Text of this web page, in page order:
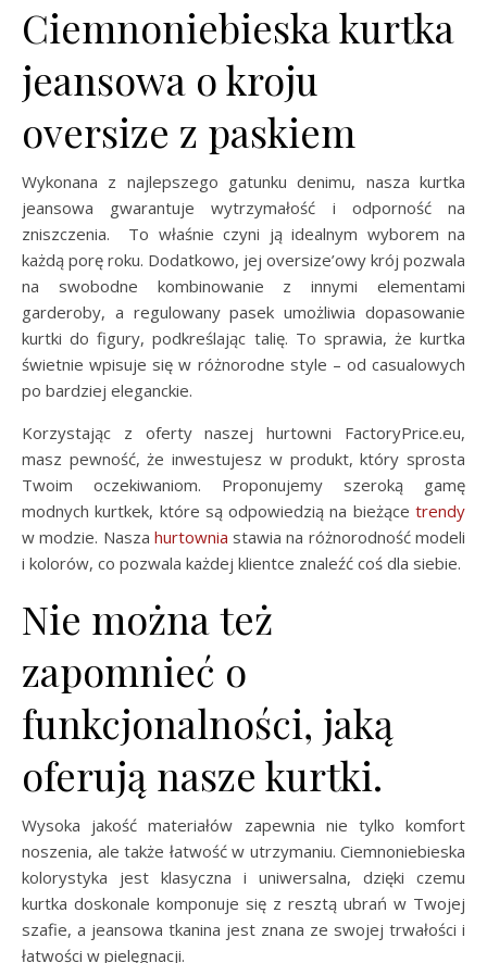
Ciemnoniebieska kurtka
jeansowa o kroju
oversize z paskiem
Wykonana z najlepszego gatunku denimu, nasza kurtka
jeansowa gwarantuje wytrzymałość i odporność na
zniszczenia. To właśnie czyni ją idealnym wyborem na
każdą porę roku. Dodatkowo, jej oversize’owy krój pozwala
na swobodne kombinowanie z innymi elementami
garderoby, a regulowany pasek umożliwia dopasowanie
kurtki do figury, podkreślając talię. To sprawia, że kurtka
świetnie wpisuje się w różnorodne style – od casualowych
po bardziej eleganckie.
Korzystając z oferty naszej hurtowni FactoryPrice.eu,
masz pewność, że inwestujesz w produkt, który sprosta
Twoim oczekiwaniom. Proponujemy szeroką gamę
modnych kurtkek, które są odpowiedzią na bieżące trendy
w modzie. Nasza hurtownia stawia na różnorodność modeli
i kolorów, co pozwala każdej klientce znaleźć coś dla siebie.
Nie można też
zapomnieć o
funkcjonalności, jaką
oferują nasze kurtki.
Wysoka jakość materiałów zapewnia nie tylko komfort
noszenia, ale także łatwość w utrzymaniu. Ciemnoniebieska
kolorystyka jest klasyczna i uniwersalna, dzięki czemu
kurtka doskonale komponuje się z resztą ubrań w Twojej
szafie, a jeansowa tkanina jest znana ze swojej trwałości i
łatwości w pielęgnacji.